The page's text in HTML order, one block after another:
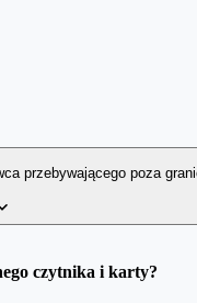
publicznej.
potwierdzić swoją
również dojazd na
od home.pl.
nas również po
identyfikację
wyparcia się
przebywającego poza
podpisu
czytnika i karty?